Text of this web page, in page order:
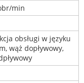
min
obsługi w języku
wąż dopływowy,